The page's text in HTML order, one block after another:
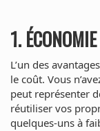
1.
L’un des
le coût. Vous
peut représenter
réutiliser vos
quelques-uns à